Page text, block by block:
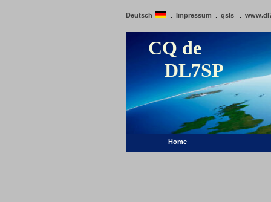
Deutsch : Impressum : qsls :
CQ de
DL7SP
Home